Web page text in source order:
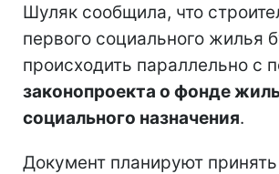
Шуляк сообщила, что
первого социального жилья
происходить параллельно с
законопроекта о фонде
социального назначения.
Документ планируют принять